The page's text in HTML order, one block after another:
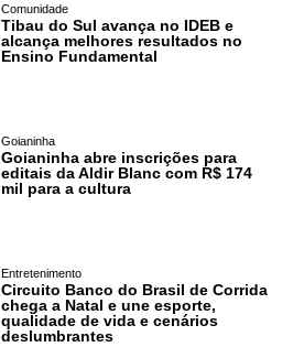
Comunidade
Tibau do Sul avança no IDEB e
alcança melhores resultados no
Ensino Fundamental
Goianinha
Goianinha abre inscrições para
editais da Aldir Blanc com R$ 174
mil para a cultura
Entretenimento
Circuito Banco do Brasil de Corrida
chega a Natal e une esporte,
qualidade de vida e cenários
deslumbrantes